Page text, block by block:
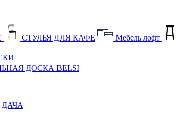
СТУЛЬЯ ДЛЯ КАФЕ Мебель лофт
ДОСКА BELSI
ДАЧА